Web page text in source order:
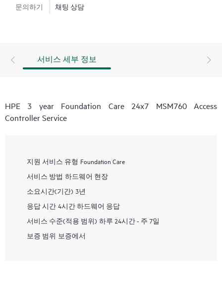
문의하기 채팅 상담
서비스 세부 정보
HPE 3 year Foundation Care 24x7 MSM760 Access
Controller Service
지원 서비스 유형 Foundation Care
서비스 방법 하드웨어 현장
소요시간(기간) 3년
응답 시간 4시간 하드웨어 응답
서비스 수준(적용 범위) 하루 24시간 - 주 7일
보증 범위 보증에서